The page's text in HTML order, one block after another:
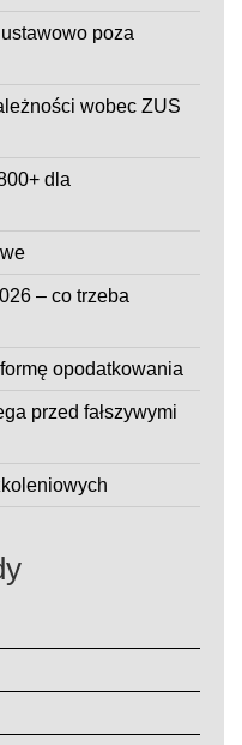
poza
wobec ZUS
dla
– co trzeba
opodatkowania
przed fałszywymi